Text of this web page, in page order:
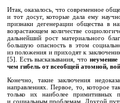
Итак, оказалось, что современное
и тот досуг, которые дала ему
признаки дегенерации общества в
возрастающем количестве
дальнейший рост материального
большую опасность в этом
из положения и приходят к
[5]. Есть высказывания, что неумение
чем гибель от всеобщей атомной,
Конечно, такие заключения
направлениях. Первое, то, которое
только их наиболее примитивных
и социальным проблемам. Другой